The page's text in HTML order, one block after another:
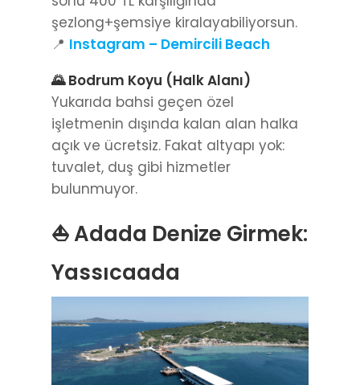
şezlong+şemsiye kiralayabiliyorsun.
📍 Instagram – Demircili Beach
🌄 Bodrum Koyu (Halk Alanı)
Yukarıda bahsi geçen özel
işletmenin dışında kalan alan halka
açık ve ücretsiz. Fakat altyapı yok:
tuvalet, duş gibi hizmetler
bulunmuyor.
⛵ Adada Denize Girmek:
Yassıcaada